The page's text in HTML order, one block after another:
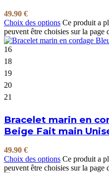
49.90 €
Choix des options Ce produit a
peuvent être choisies sur la page
16
18
19
20
21
Bracelet marin en
Beige Fait main
49.90 €
Choix des options Ce produit a
peuvent être choisies sur la page